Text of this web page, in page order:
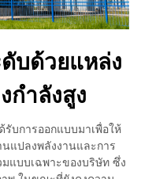
บด้วยแหล่ง
กำลังสูง
รับการออกแบบมาเพื่อให้
แปลงพลังงานและการ
แบบเฉพาะของบริษัท ซึ่ง